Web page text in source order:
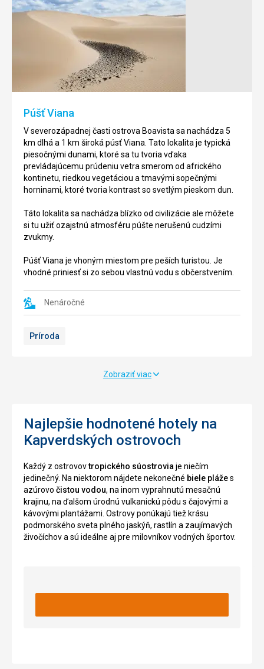
Púšť Viana
V severozápadnej časti ostrova Boavista sa nachádza 5
km dlhá a 1 km široká púsť Viana. Tato lokalita je typická
piesočnými dunami, ktoré sa tu tvoria vďaka
prevládajúcemu prúdeniu vetra smerom od afrického
kontinetu, riedkou vegetáciou a tmavými sopečnými
horninami, ktoré tvoria kontrast so svetlým pieskom dun.
Táto lokalita sa nachádza blízko od civilizácie ale môžete
si tu užiť ozajstnú atmosféru púšte nerušenú cudzími
zvukmy.
Púšť Viana je vhoným miestom pre peších turistou. Je
vhodné priniesť si zo sebou vlastnú vodu s občerstvením.
Nenáročné
Príroda
Kostol
Kostol
Isabely,
ktorý
nachádza
námesti
Praca
Santa
Isabel
postavený
koloniálnom
Zdobia
barokové
Nenáročné
Cirkevné
stavby
Homaria
farma
taktiež
farma.
Pokiaľ
farmu
navštívite
môžete
zakúpiť
kvalitné
homáre
atraktívne
ceny.
Nenáročné
Príroda
Zobraziť viac
Najlepšie hodnotené hotely na
Kapverdských ostrovoch
Každý z ostrovovtropického súostrovia je niečím
jedinečný. Na niektorom nájdete nekonečné biele plážes
azúrovo čistou vodou, na inom vyprahnutú mesačnú
krajinu, na ďalšom úrodnú vulkanickú pôdu s čajovými a
kávovými plantážami. Ostrovy ponúkajú tiež krásu
podmorského sveta plného jaskýň, rastlín a zaujímavých
živočíchov a sú ideálne aj pre milovníkov vodných športov.